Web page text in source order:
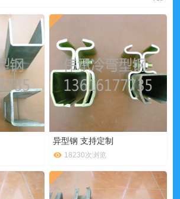
异型钢 支持定制
18230次浏览